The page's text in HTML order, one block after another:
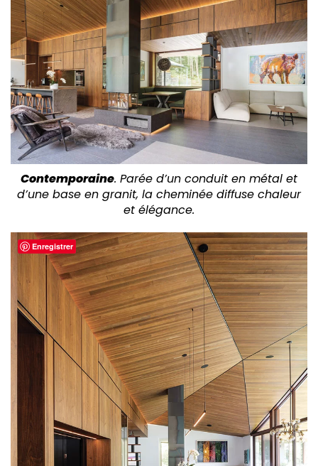
Contemporaine. Parée d’un conduit en métal et
d’une base en granit, la cheminée diffuse chaleur
et élégance.
Enregistrer